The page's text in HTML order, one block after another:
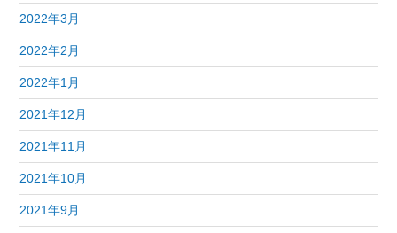
2022年3月
2022年2月
2022年1月
2021年12月
2021年11月
2021年10月
2021年9月